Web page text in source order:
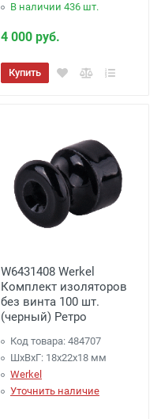
В наличии 436 шт.
4 000 руб.
Купить
W6431408 Werkel
Комплект изоляторов
без винта 100 шт.
(черный) Ретро
Код товара: 484707
ШхВхГ: 18x22x18 мм
Werkel
Уточнить наличие